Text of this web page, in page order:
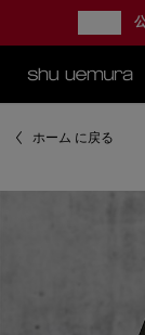
ホーム に戻る